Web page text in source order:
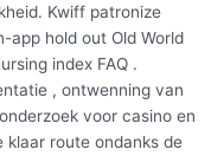
Kwiff patronize
app hold out Old World
index FAQ .
, ontwenning van
voor casino en
route ondanks de